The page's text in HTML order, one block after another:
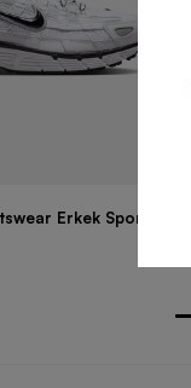
Erkek Spor